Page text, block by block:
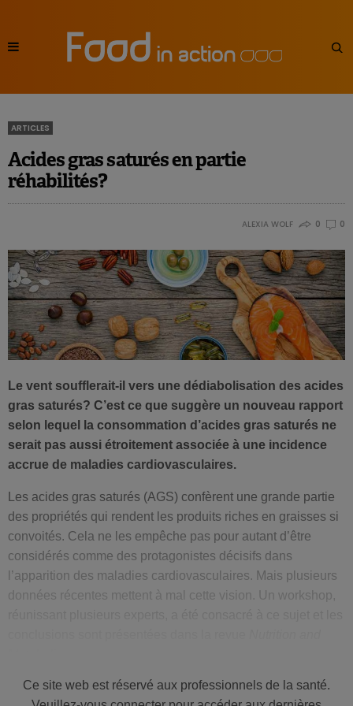
ARTICLES
Acides gras saturés en partie
réhabilités?
ALEXIA WOLF 0 0
Le vent soufflerait-il vers une dédiabolisation des acides
gras saturés? C’est ce que suggère un nouveau rapport
selon lequel la consommation d’acides gras saturés ne
serait pas aussi étroitement associée à une incidence
accrue de maladies cardiovasculaires.
Les acides gras saturés (AGS) confèrent une grande partie
des propriétés qui rendent les produits riches en graisses si
convoités. Cela ne les empêche pas pour autant d’être
considérés comme des protagonistes décisifs dans
l’apparition des maladies cardiovasculaires. Mais plusieurs
données récentes mettent à mal cette vision. Un workshop,
Derrière les saturés, l’effet des
Ce site web est réservé aux professionnels de la santé.